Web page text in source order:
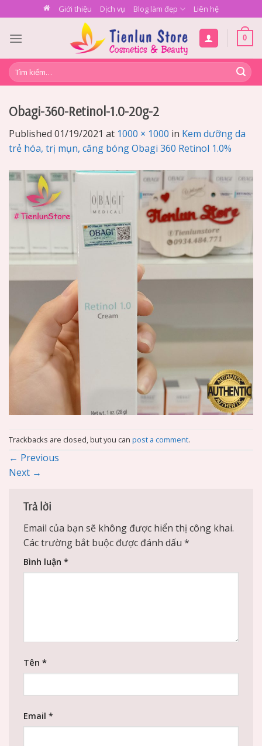
to
content
Giới thiệu Dịch vụ Blog làm đẹp Liên hệ
0
Tìm
kiếm:
Obagi-360-Retinol-1.0-20g-2
Published 01/19/2021 at 1000 × 1000 in Kem dưỡng da
trẻ hóa, trị mụn, căng bóng Obagi 360 Retinol 1.0%
Trackbacks are closed, but you can post a comment.
← Previous
Next →
Trả lời
Email của bạn sẽ không được hiển thị công khai.
Các trường bắt buộc được đánh dấu *
Bình luận *
Tên *
Email *